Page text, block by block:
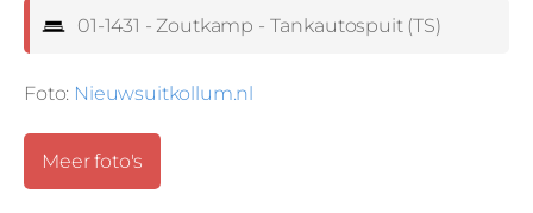
01-1431 - Zoutkamp - Tankautospuit (TS)
Foto: Nieuwsuitkollum.nl
Meer foto's